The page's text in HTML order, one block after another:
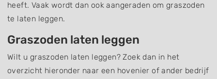
heeft. Vaak wordt dan ook aangeraden om graszoden
te laten leggen.
Graszoden laten leggen
Wilt u graszoden laten leggen? Zoek dan in het
overzicht hieronder naar een hovenier of ander bedrijf